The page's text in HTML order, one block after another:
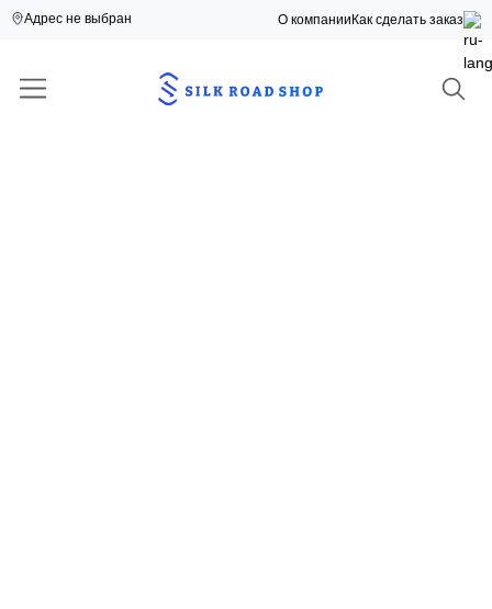
Адрес не выбран О компании Как сделать заказ